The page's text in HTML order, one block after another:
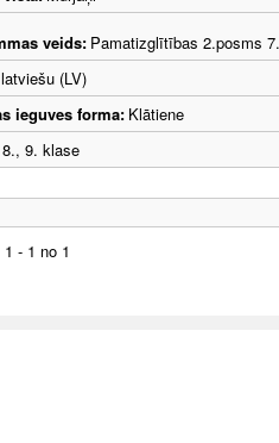
veids: Pamatizglītības 2.posms
latviešu (LV)
ieguves forma: Klātiene
8., 9. klase
- 1 no 1